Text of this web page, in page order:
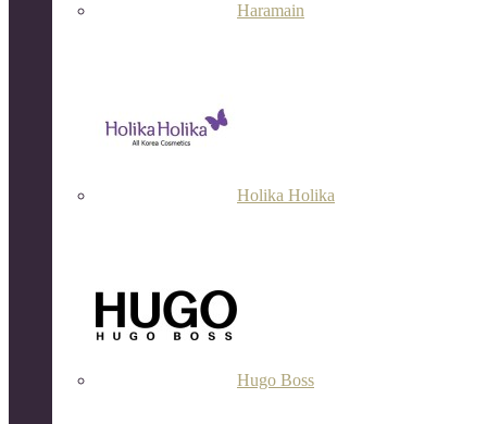
Haramain
Holika Holika
Hugo Boss